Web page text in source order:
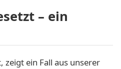
– ein
zeigt ein Fall aus unserer